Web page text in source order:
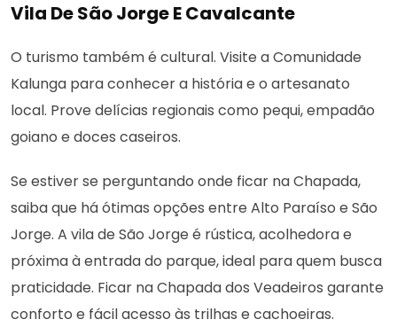
Vila De São Jorge E Cavalcante
O turismo também é cultural. Visite a Comunidade
Kalunga para conhecer a história e o artesanato
local. Prove delícias regionais como pequi, empadão
goiano e doces caseiros.
Se estiver se perguntando onde ficar na Chapada,
saiba que há ótimas opções entre Alto Paraíso e São
Jorge. A vila de São Jorge é rústica, acolhedora e
próxima à entrada do parque, ideal para quem busca
praticidade. Ficar na Chapada dos Veadeiros garante
conforto e fácil acesso às trilhas e cachoeiras.